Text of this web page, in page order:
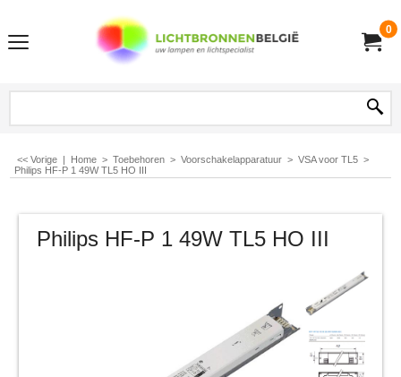
0
<< Vorige | Home > Toebehoren > Voorschakelapparatuur > VSA voor TL5 >
Philips HF-P 1 49W TL5 HO III
Philips HF-P 1 49W TL5 HO III